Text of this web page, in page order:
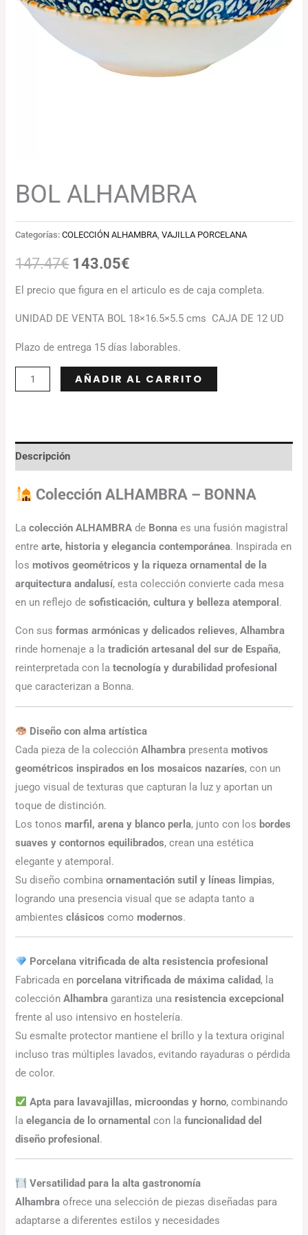
BOL ALHAMBRA
Categorías:COLECCIÓN ALHAMBRA ,VAJILLA PORCELANA
147.47€
147.47€.
143.05€
143.05€.
El precio que figura en el articulo es de caja completa.
UNIDAD DE VENTA BOL 18×16.5×5.5 cms CAJA DE 12 UD
Plazo de entrega 15 días laborables.
AÑADIR AL CARRITO
Descripción
Colección ALHAMBRA – BONNA
Lacolección ALHAMBRA de Bonna es una fusión magistral
entrearte, historia y elegancia contemporánea. Inspirada en
losmotivos geométricos y la riqueza ornamental de la
arquitectura andalusí, esta colección convierte cada mesa
en un reflejo desofisticación, cultura y belleza atemporal .
Con susformas armónicas y delicados relieves,Alhambra
rinde homenaje a latradición artesanal del sur de España,
reinterpretada con latecnología y durabilidad profesional
que caracterizan a Bonna.
Diseño con alma artística
Cada pieza de la colecciónAlhambra presentamotivos
geométricos inspirados en los mosaicos nazaríes, con un
juego visual de texturas que capturan la luz y aportan un
toque de distinción.
Los tonosmarfil, arena y blanco perla, junto con los bordes
suaves y contornos equilibrados, crean una estética
elegante y atemporal.
Su diseño combinaornamentación sutil y líneas limpias,
logrando una presencia visual que se adapta tanto a
ambientesclásicos comomodernos.
Porcelana vitrificada de alta resistencia profesional
Fabricada enporcelana vitrificada de máxima calidad, la
colecciónAlhambra garantiza unaresistencia excepcional
frente al uso intensivo en hostelería.
Su esmalte protector mantiene el brillo y la textura original
incluso tras múltiples lavados, evitando rayaduras o pérdida
de color.
Apta para lavavajillas, microondas y horno, combinando
laelegancia de lo ornamental con lafuncionalidad del
diseño profesional .
Versatilidad para la alta gastronomía
Alhambra ofrece una selección de piezas diseñadas para
adaptarse a diferentes estilos y necesidades